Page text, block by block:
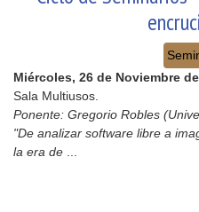
Miércoles, 26 de Noviembre
Sala Multiusos.
Ponente: Gregorio Robles
"De analizar software libre a
la era de